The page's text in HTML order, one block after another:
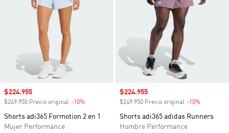
Precio de venta
$224.955
$249.950 Precio original -10%
Shorts adi365 Formotion 2 en 1
Mujer Performance
Precio de venta
$224.955
$249.950 Precio original -10%
Shorts adi365 adidas Runners
Hombre Performance